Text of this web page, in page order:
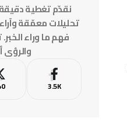
نقدّم تغطية دقيقة
تحليلات معمّقة
فهم ما وراء
والرؤى
3.5K